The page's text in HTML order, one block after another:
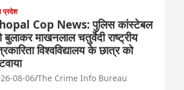
प्रदेश
Cop News: पुलिस कांस्टेबल
बुलाकर माखनलाल चतुर्वेदी राष्ट्रीय
विश्वविद्यालय के छात्र को
08-06 The Crime Info Bureau